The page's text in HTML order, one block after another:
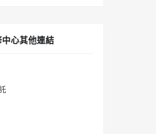
心其他連結